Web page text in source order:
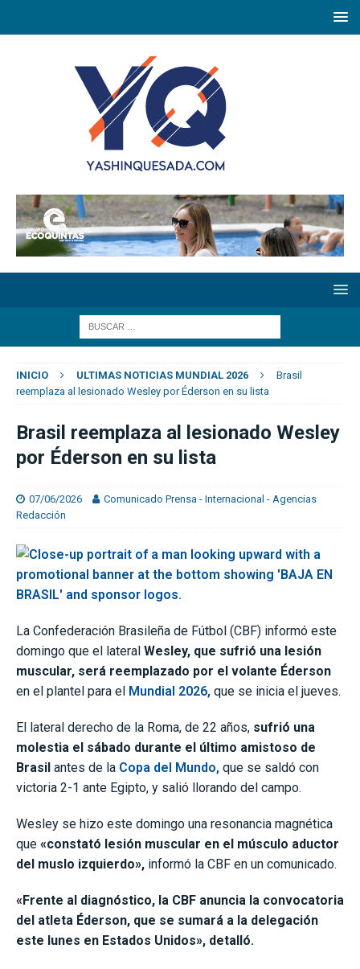
INICIO ULTIMAS NOTICIAS MUNDIAL 2026
Brasil
reemplaza al lesionado Wesley por Éderson en su lista
Brasil reemplaza al lesionado Wesley
por Éderson en su lista
07/06/2026
Comunicado Prensa - Internacional - Agencias
Redacción
La Confederación Brasileña de Fútbol (CBF) informó este
domingo que el lateral Wesley, que sufrió una lesión
muscular, será reemplazado por el volante Éderson
en el plantel para el Mundial 2026, que se inicia el jueves.
El lateral derecho de la Roma, de 22 años, sufrió una
molestia el sábado durante el último amistoso de
Brasil antes de la Copa del Mundo, que se saldó con
victoria 2-1 ante Egipto, y salió llorando del campo.
Wesley se hizo este domingo una resonancia magnética
que «constató lesión muscular en el músculo aductor
del muslo izquierdo», informó la CBF en un comunicado.
«Frente al diagnóstico, la CBF anuncia la convocatoria
del atleta Éderson, que se sumará a la delegación
este lunes en Estados Unidos», detalló.